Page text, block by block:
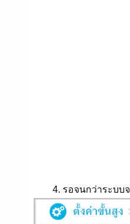
4. รอจนกว่าระบบจะ